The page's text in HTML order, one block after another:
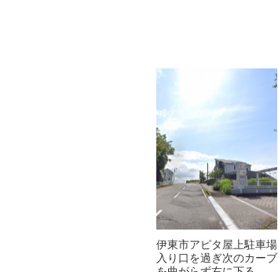
伊東市アピタ屋上駐車場
入り口を過ぎ次のカーブ